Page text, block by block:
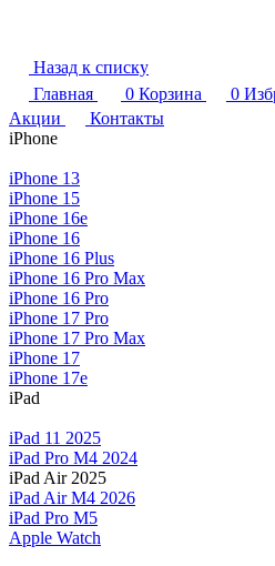
Назад к списку
Главная
0 Корзина 0
Акции
Контакты
iPhone
iPhone 13
iPhone 15
iPhone 16e
iPhone 16
iPhone 16 Plus
iPhone 16 Pro Max
iPhone 16 Pro
iPhone 17 Pro
iPhone 17 Pro Max
iPhone 17
iPhone 17e
iPad
iPad 11 2025
iPad Pro M4 2024
iPad Air 2025
iPad Air M4 2026
iPad Pro M5
Apple Watch